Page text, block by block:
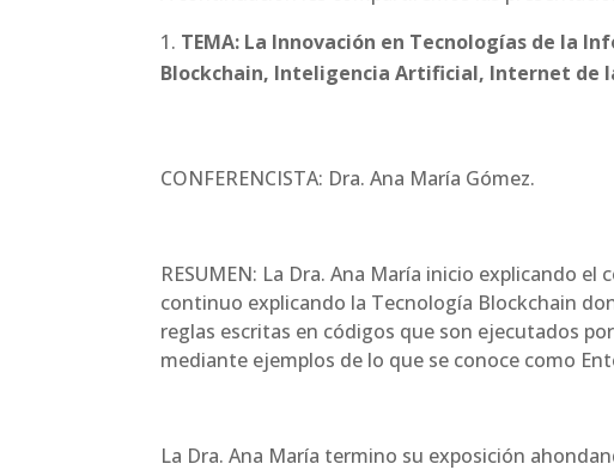
TEMA: La Innovación en Tecnologías de la
Blockchain, Inteligencia Artificial, Internet de
CONFERENCISTA: Dra. Ana María Gómez.
RESUMEN: La Dra. Ana María inicio explicando
continuo explicando la Tecnología Blockchain
reglas escritas en códigos que son ejecutados
mediante ejemplos de lo que se conoce como
La Dra. Ana María termino su exposición